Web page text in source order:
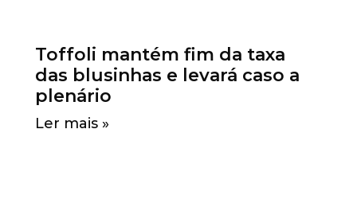
Toffoli mantém fim da taxa
das blusinhas e levará caso a
plenário
Ler mais »